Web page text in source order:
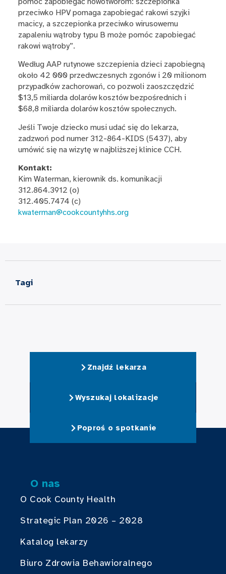
przeciwko HPV pomaga zapobiegać rakowi szyjki
macicy, a szczepionka przeciwko wirusowemu
zapaleniu wątroby typu B może pomóc zapobiegać
rakowi wątroby”.
Według AAP rutynowe szczepienia dzieci zapobiegną
około 42 000 przedwczesnych zgonów i 20 milionom
przypadków zachorowań, co pozwoli zaoszczędzić
$13,5 miliarda dolarów kosztów bezpośrednich i
$68,8 miliarda dolarów kosztów społecznych.
Jeśli Twoje dziecko musi udać się do lekarza,
zadzwoń pod numer 312-864-KIDS (5437), aby
umówić się na wizytę w najbliższej klinice CCH.
Kontakt:
Kim Waterman, kierownik ds. komunikacji
312.864.3912 (o)
312.405.7474 (c)
kwaterman@cookcountyhhs.org
Tagi
Znajdź lekarza
Wyszukaj lokalizacje
Poproś o spotkanie
O nas
O Cook County Health
Strategic Plan 2026 – 2028
Katalog lekarzy
Biuro Zdrowia Behawioralnego